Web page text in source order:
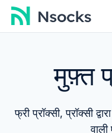
मुफ़्त
फ्री प्रॉक्सी, प्रॉक्सी